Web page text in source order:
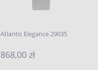
Atlantic Elegance 29035
868,00 zł